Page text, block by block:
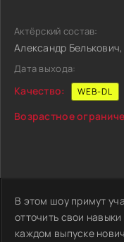
Актёрский состав:
Александр
Дата выхода:
Качество: WEB-DL
Возрастное
В этом шоу примут
отточить свои
каждом выпуске